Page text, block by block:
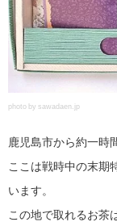
photo by sawadaen.jp
鹿児島市から約一時
ここは戦時中の末期
います。
この地で取れるお茶